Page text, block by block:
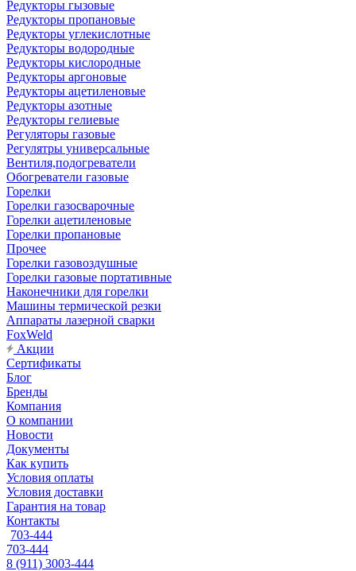
Редукторы гызовые
Редукторы пропановые
Редукторы углекислотные
Редукторы водородные
Редукторы кислородные
Редукторы аргоновые
Редукторы ацетиленовые
Редукторы азотные
Редукторы гелиевые
Регуляторы газовые
Регулятры универсальные
Вентиля,подогреватели
Обогреватели газовые
Горелки
Горелки газосварочные
Горелки ацетиленовые
Горелки пропановые
Прочее
Горелки газовоздушные
Горелки газовые портативные
Наконечники для горелки
Машины термической резки
Аппараты лазерной сварки
FoxWeld
Акции
Сертификаты
Блог
Бренды
Компания
О компании
Новости
Документы
Как купить
Условия оплаты
Условия доставки
Гарантия на товар
Контакты
703-444
703-444
8 (911) 3003-444